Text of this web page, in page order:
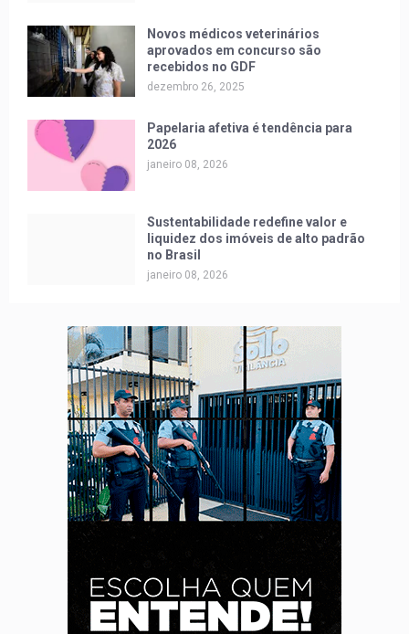
Novos médicos veterinários
aprovados em concurso são
recebidos no GDF
dezembro 26, 2025
Papelaria afetiva é tendência para
2026
janeiro 08, 2026
Sustentabilidade redefine valor e
liquidez dos imóveis de alto padrão
no Brasil
janeiro 08, 2026